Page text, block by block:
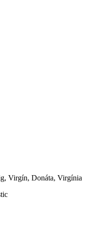
Virgín, Donáta, Virgínia